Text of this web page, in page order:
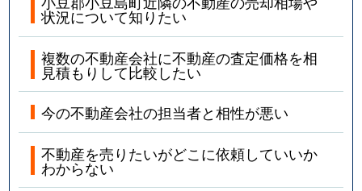
状況について知りたい
複数の不動産会社に不動産の査定価格を相
見積もりして比較したい
今の不動産会社の担当者と相性が悪い
不動産を売りたいがどこに依頼していいか
わからない